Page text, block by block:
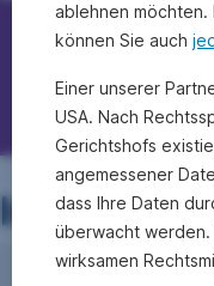
Erste Bank/
Fragen,
ablehnen möchten.
können Sie auch
Einer unserer
USA. Nach
Gerichtshofs
angemessener
dass Ihre Daten
überwacht
wirksamen